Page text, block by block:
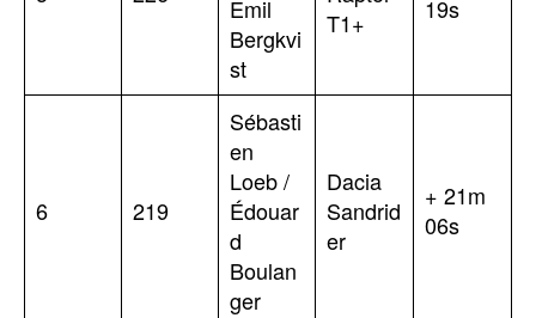
Emil
Bergkvi
st
T1+
19s
6 219
Sébasti
en
Loeb /
Édouar
d
Boulan
ger
Dacia
Sandrid
er
+ 21m
06s